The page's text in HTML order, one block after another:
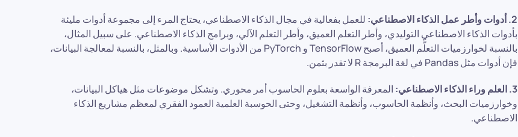
2. أدوات وأطر عمل الذكاء الاصطناعي:
للعمل بفعالية في مجال الذكاء الاصطناعي، يحتاج المرء إلى مجموعة أدوات مليئة
بأدوات الذكاء الاصطناعي التوليدي، وأطر التعلم العميق، وأطر التعلم الآلي، وبرامج الذكاء الاصطناعي. على سبيل المثال،
بالنسبة لخوارزميات التعلُّم العميق، أصبح TensorFlow و PyTorch من الأدوات الأساسية. وبالمثل، بالنسبة لمعالجة البيانات،
فإن أدوات مثل Pandas في لغة البرمجة R لا تقدر بثمن.
3. العلم وراء الذكاء الاصطناعي:
المعرفة الواسعة بعلوم الحاسوب أمر محوري. وتشكل موضوعات مثل هياكل البيانات،
وخوارزميات البحث، وأنظمة الحاسوب، وأنظمة التشغيل، وحتى الحوسبة العلمية العمود الفقري لمعظم مشاريع الذكاء
الاصطناعي.